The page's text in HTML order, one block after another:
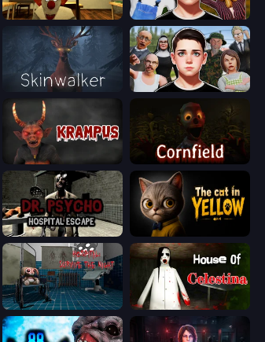
Death Attraction: Horror Game Schoolboy Escape 2
Skinwalker Schoolboy Escape: Runaway
Krampus Cornfield
Dr. Psycho: Hospital Escape The Cat in Yellow
Hospital: Survive the Night House of Celestina